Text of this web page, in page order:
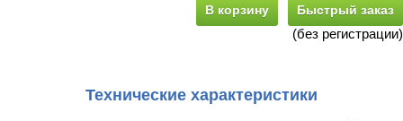
В корзину Быстрый заказ
(без регистрации)
Технические характеристики